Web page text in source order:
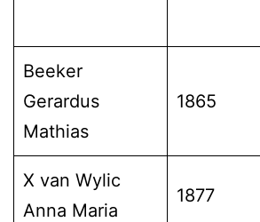
Beeker
Gerardus
Mathias
1865
X van Wylic
Anna Maria
1877